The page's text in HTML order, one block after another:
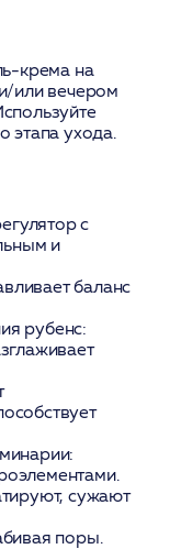
крема на
или вечером
этапа ухода.
с
и
баланс
рубенс:
сужают
поры.